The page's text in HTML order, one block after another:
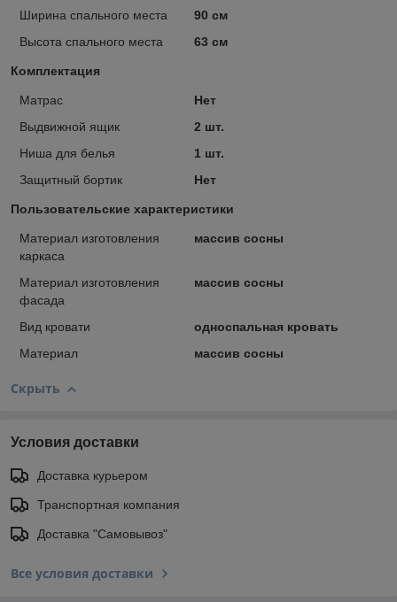
Ширина спального места
90 см
Высота спального места
63 см
Комплектация
Матрас
Нет
Выдвижной ящик
2 шт.
Ниша для белья
1 шт.
Защитный бортик
Нет
Пользовательские характеристики
Материал изготовления
каркаса
массив сосны
Материал изготовления
фасада
массив сосны
Вид кровати
односпальная кровать
Материал
массив сосны
Скрыть
Условия доставки
Доставка курьером
Транспортная компания
Доставка "Самовывоз"
Все условия доставки